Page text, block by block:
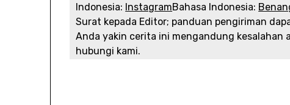
Indonesia: InstagramBahasa Indonesia:
Surat kepada Editor; panduan pengiriman
Anda yakin cerita ini mengandung kesalahan
hubungi kami.